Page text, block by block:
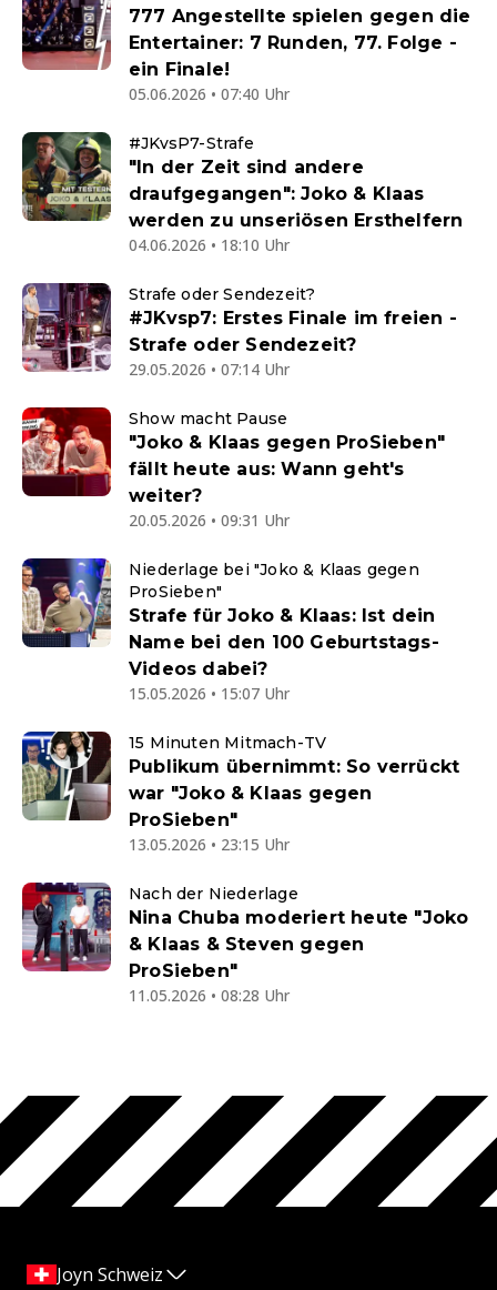
777 Angestellte spielen gegen die
Entertainer: 7 Runden, 77. Folge -
ein Finale!
05.06.2026 • 07:40 Uhr
#JKvsP7-Strafe
"In der Zeit sind andere
draufgegangen": Joko & Klaas
werden zu unseriösen Ersthelfern
04.06.2026 • 18:10 Uhr
Strafe oder Sendezeit?
#JKvsp7: Erstes Finale im freien -
Strafe oder Sendezeit?
29.05.2026 • 07:14 Uhr
Show macht Pause
"Joko & Klaas gegen ProSieben"
fällt heute aus: Wann geht's
weiter?
20.05.2026 • 09:31 Uhr
Niederlage bei "Joko & Klaas gegen
ProSieben"
Strafe für Joko & Klaas: Ist dein
Name bei den 100 Geburtstags-
Videos dabei?
15.05.2026 • 15:07 Uhr
15 Minuten Mitmach-TV
Publikum übernimmt: So verrückt
war "Joko & Klaas gegen
ProSieben"
13.05.2026 • 23:15 Uhr
Nach der Niederlage
Nina Chuba moderiert heute "Joko
& Klaas & Steven gegen
ProSieben"
11.05.2026 • 08:28 Uhr
Joyn Schweiz